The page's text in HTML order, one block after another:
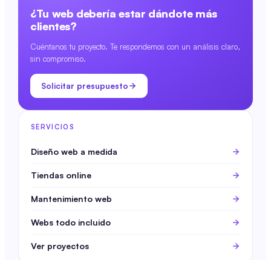
¿Tu web debería estar dándote más
clientes?
Cuéntanos tu proyecto. Te respondemos con un análisis claro,
sin compromiso.
Solicitar presupuesto
SERVICIOS
Diseño web a medida
Tiendas online
Mantenimiento web
Webs todo incluido
Ver proyectos